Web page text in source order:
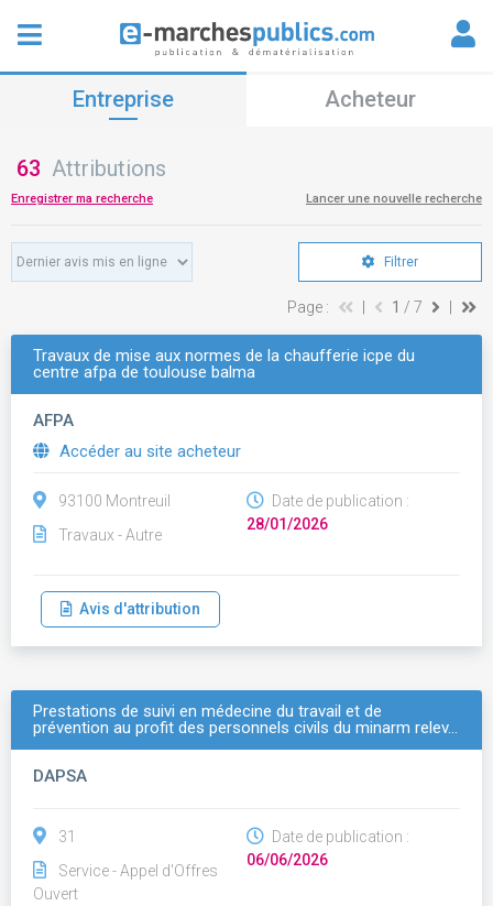
Entreprise Acheteur
63 Attributions
Enregistrer ma recherche Lancer une nouvelle recherche
Filtrer
Page : 1 / 7
Travaux de mise aux normes de la chaufferie icpe du
centre afpa de toulouse balma
AFPA
Accéder au site acheteur
93100 Montreuil
Travaux - Autre
Date de publication :
28/01/2026
Avis d'attribution
Prestations de suivi en médecine du travail et de
prévention au profit des personnels civils du minarm relev…
DAPSA
31
Service - Appel d'Offres
Ouvert
Date de publication :
06/06/2026